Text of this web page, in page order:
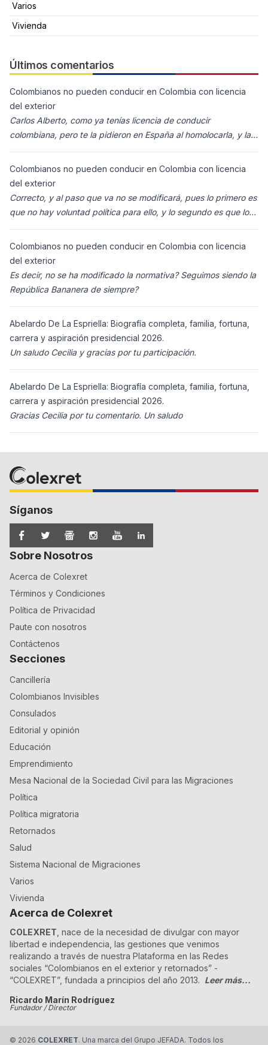
Varios
Vivienda
Últimos comentarios
Colombianos no pueden conducir en Colombia con licencia
del exterior
Carlos Alberto, como ya tenías licencia de conducir
colombiana, pero te la pidieron en España al homolocarla, y la
Colombianos no pueden conducir en Colombia con licencia
del exterior
Correcto, y al paso que va no se modificará, pues lo primero es
que no hay voluntad política para ello, y lo segundo es que los
Colombianos no pueden conducir en Colombia con licencia
del exterior
Es decir, no se ha modificado la normativa? Seguimos siendo la
República Bananera de siempre?
Abelardo De La Espriella: Biografía completa, familia, fortuna,
carrera y aspiración presidencial 2026.
Un saludo Cecilia y gracias por tu participación.
Abelardo De La Espriella: Biografía completa, familia, fortuna,
carrera y aspiración presidencial 2026.
Gracias Cecilia por tu comentario. Un saludo
Síganos
Sobre Nosotros
Acerca de Colexret
Términos y Condiciones
Política de Privacidad
Paute con nosotros
Contáctenos
Secciones
Cancillería
Colombianos Invisibles
Consulados
Editorial y opinión
Educación
Emprendimiento
Mesa Nacional de la Sociedad Civil para las Migraciones
Política
Política migratoria
Retornados
Salud
Sistema Nacional de Migraciones
Varios
Vivienda
Acerca de Colexret
COLEXRET , nace de la necesidad de divulgar con mayor
libertad e independencia, las gestiones que venimos
realizando a través de nuestra Plataforma en las Redes
sociales “Colombianos en el exterior y retornados” -
“COLEXRET”, fundada a principios del año 2013. Leer más...
Ricardo Marín Rodríguez
Fundador / Director
© 2026 COLEXRET. Una marca del Grupo JEFADA. Todos los